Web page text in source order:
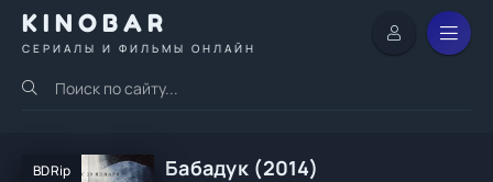
KINOBAR
СЕРИАЛЫ И ФИЛЬМЫ ОНЛАЙН
BDRip Бабадук (2014)